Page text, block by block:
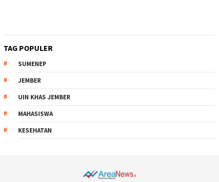
TAG POPULER
SUMENEP
JEMBER
UIN KHAS JEMBER
MAHASISWA
KESEHATAN